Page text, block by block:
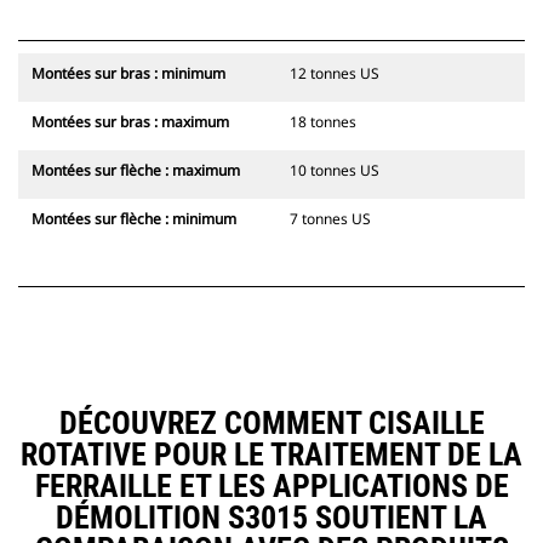
besoins en matière d'entretien.<
Montées sur bras : minimum 12 tonnes US
Montées sur bras : maximum 18 tonnes
Montées sur flèche : maximum 10 tonnes US
Montées sur flèche : minimum 7 tonnes US
DÉCOUVREZ COMMENT CISAILLE
ROTATIVE POUR LE TRAITEMENT DE LA
FERRAILLE ET LES APPLICATIONS DE
DÉMOLITION S3015 SOUTIENT LA